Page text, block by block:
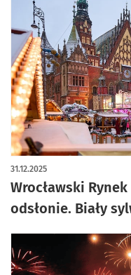
Wrocławski
odsłonie. Biały
31.12.2025
artykuł z galerią zdjęć